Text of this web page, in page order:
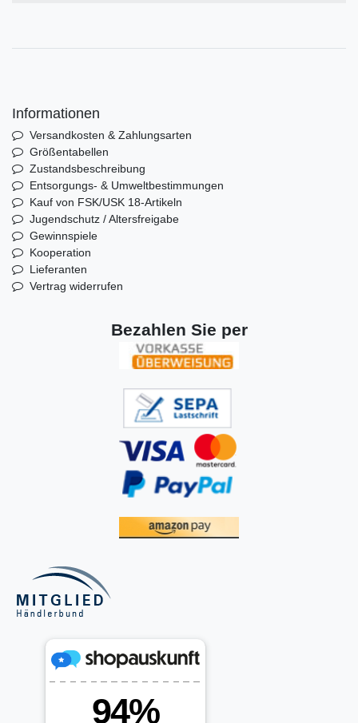
Informationen
Versandkosten & Zahlungsarten
Größentabellen
Zustandsbeschreibung
Entsorgungs- & Umweltbestimmungen
Kauf von FSK/USK 18-Artikeln
Jugendschutz / Altersfreigabe
Gewinnspiele
Kooperation
Lieferanten
Vertrag widerrufen
Bezahlen Sie per